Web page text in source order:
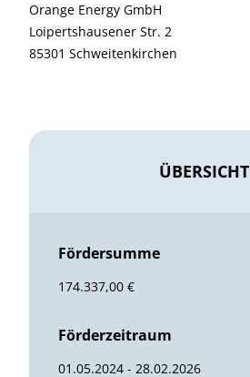
Orange Energy GmbH
Loipertshausener Str. 2
85301 Schweitenkirchen
ÜBERSICHT
Fördersumme
174.337,00 €
Förderzeitraum
01.05.2024 - 28.02.2026